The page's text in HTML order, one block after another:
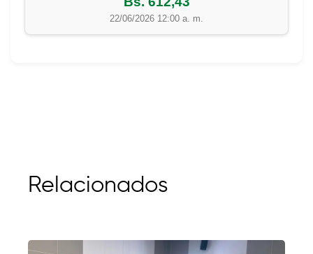
22/06/2026 12:00 a. m.
Relacionados